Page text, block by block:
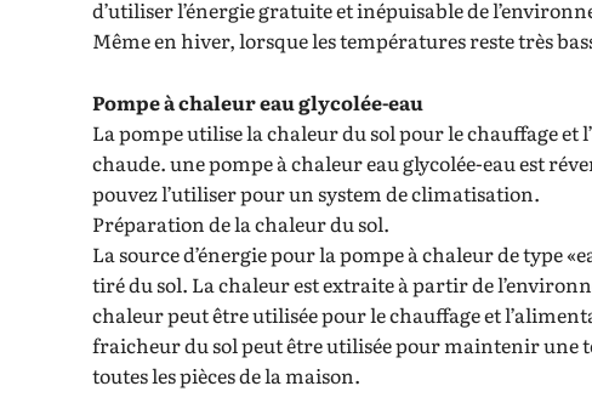
d’utiliser l’énergie gratuite et inépuisable de
Même en hiver, lorsque les températures reste très
Pompe à chaleur eau glycolée-eau
La pompe utilise la chaleur du sol pour le chauffage et
chaude. une pompe à chaleur eau glycolée-eau est
pouvez l’utiliser pour un system de climatisation.
Préparation de la chaleur du sol.
La source d’énergie pour la pompe à chaleur de type
tiré du sol. La chaleur est extraite à partir de
chaleur peut être utilisée pour le chauffage et
fraicheur du sol peut être utilisée pour maintenir une
toutes les pièces de la maison.